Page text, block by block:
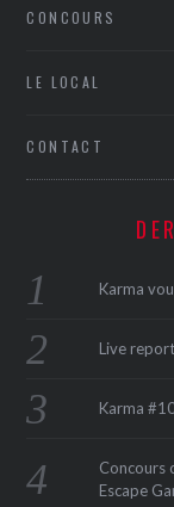
CONCOURS
LE LOCAL
CONTACT
Karma
Live
Karma
Concours
Escape